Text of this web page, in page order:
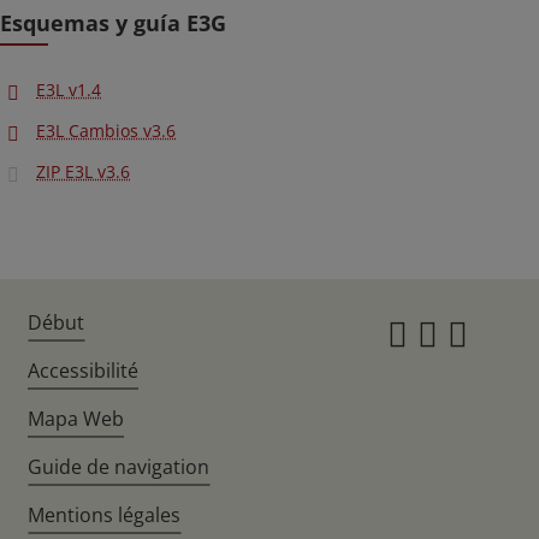
Esquemas y guía E3G
E3L v1.4
E3L Cambios v3.6
ZIP E3L v3.6
Début
Accessibilité
Mapa Web
Guide de navigation
Mentions légales